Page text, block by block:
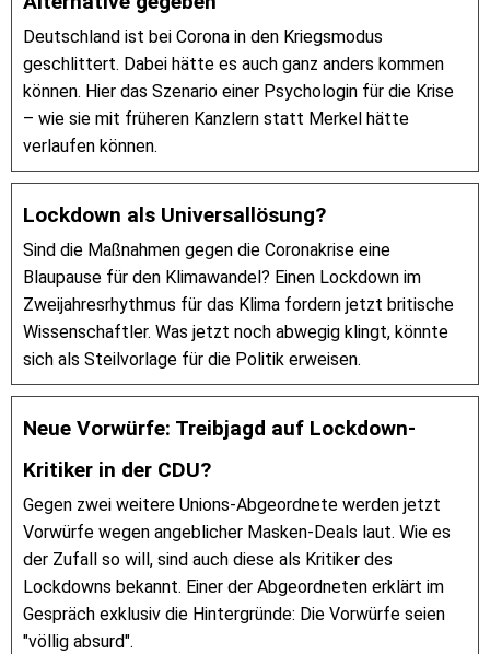
Deutschland ist bei Corona in den Kriegsmodus
geschlittert. Dabei hätte es auch ganz anders kommen
können. Hier das Szenario einer Psychologin für die Krise
– wie sie mit früheren Kanzlern statt Merkel hätte
verlaufen können.
Lockdown als Universallösung?
Sind die Maßnahmen gegen die Coronakrise eine
Blaupause für den Klimawandel? Einen Lockdown im
Zweijahresrhythmus für das Klima fordern jetzt britische
Wissenschaftler. Was jetzt noch abwegig klingt, könnte
sich als Steilvorlage für die Politik erweisen.
Neue Vorwürfe: Treibjagd auf Lockdown-
Kritiker in der CDU?
Gegen zwei weitere Unions-Abgeordnete werden jetzt
Vorwürfe wegen angeblicher Masken-Deals laut. Wie es
der Zufall so will, sind auch diese als Kritiker des
Lockdowns bekannt. Einer der Abgeordneten erklärt im
Gespräch exklusiv die Hintergründe: Die Vorwürfe seien
"völlig absurd".